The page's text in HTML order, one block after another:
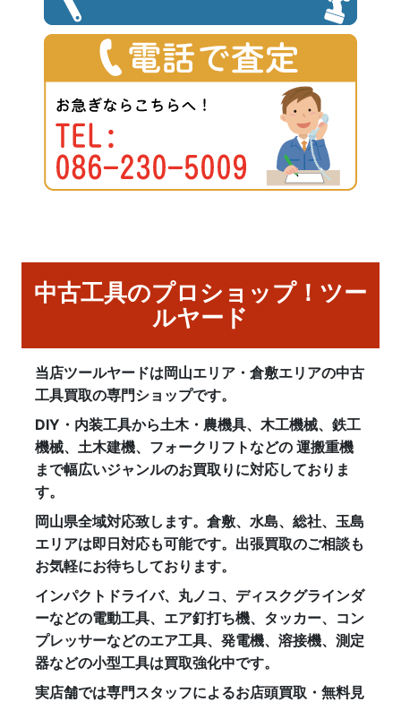
中古工具のプロショップ！ツー
ルヤード
当店ツールヤードは岡山エリア・倉敷エリアの中古
工具買取の専門ショップです。
DIY・内装工具から土木・農機具、木工機械、鉄工
機械、土木建機、フォークリフトなどの 運搬重機
まで幅広いジャンルのお買取りに対応しておりま
す。
岡山県全域対応致します。倉敷、水島、総社、玉島
エリアは即日対応も可能です。出張買取のご相談も
お気軽にお待ちしております。
インパクトドライバ、丸ノコ、ディスクグラインダ
ーなどの電動工具、エア釘打ち機、タッカー、コン
プレッサーなどのエア工具、発電機、溶接機、測定
器などの小型工具は買取強化中です。
実店舗では専門スタッフによるお店頭買取・無料見